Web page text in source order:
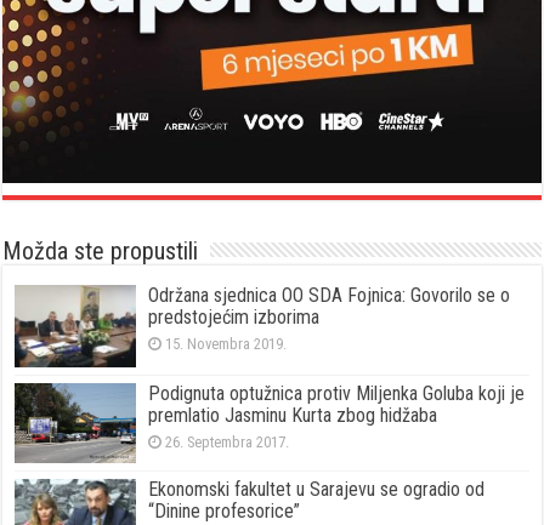
Možda ste propustili
Održana sjednica OO SDA Fojnica: Govorilo se o
predstojećim izborima
15. Novembra 2019.
Podignuta optužnica protiv Miljenka Goluba koji je
premlatio Jasminu Kurta zbog hidžaba
26. Septembra 2017.
Ekonomski fakultet u Sarajevu se ogradio od
“Dinine profesorice”